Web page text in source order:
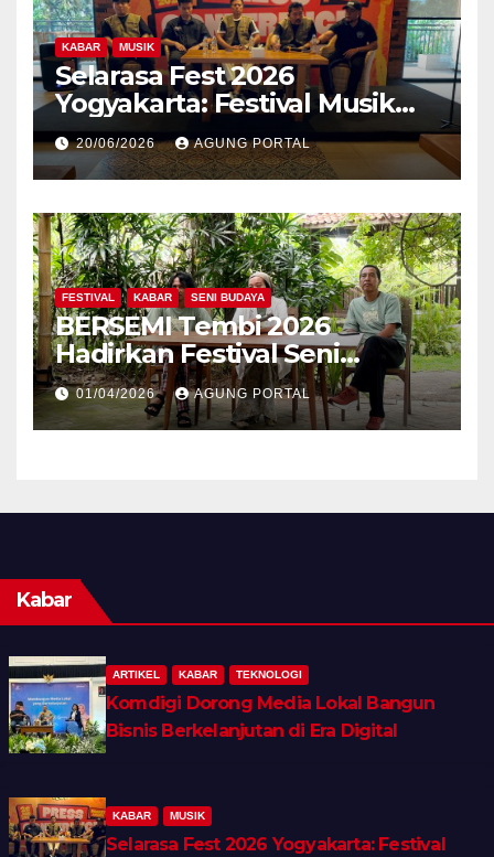
KABAR MUSIK
Selarasa Fest 2026
Yogyakarta: Festival Musik
Koplo, Budaya, dan Kuliner
Siap Guncang Rocket Arena
20/06/2026 AGUNG PORTAL
FESTIVAL KABAR SENI BUDAYA
BERSEMI Tembi 2026
Hadirkan Festival Seni
Berkelanjutan
01/04/2026 AGUNG PORTAL
Kabar
ARTIKEL KABAR TEKNOLOGI
Komdigi Dorong Media Lokal Bangun
Bisnis Berkelanjutan di Era Digital
KABAR MUSIK
Selarasa Fest 2026 Yogyakarta: Festival